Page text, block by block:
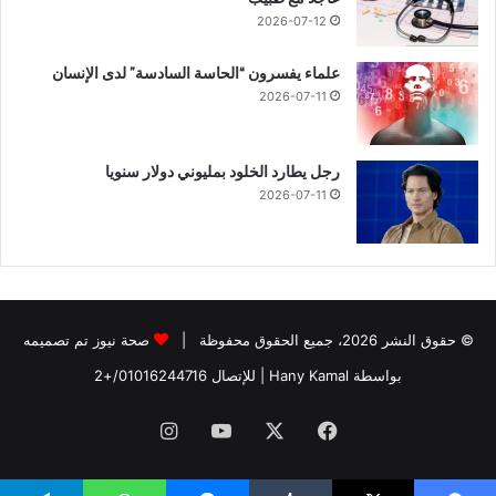
2026-07-12
علماء يفسرون “الحاسة السادسة” لدى الإنسان
2026-07-11
رجل يطارد الخلود بمليوني دولار سنويا
2026-07-11
© حقوق النشر 2026، جميع الحقوق محفوظة |
صحة نيوز تم تصميمه
بواسطة Hany Kamal
| للإتصال 01016244716/+2
فيسبوك ‫YouTube